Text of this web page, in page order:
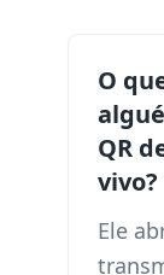
O
QR
vivo?
Ele